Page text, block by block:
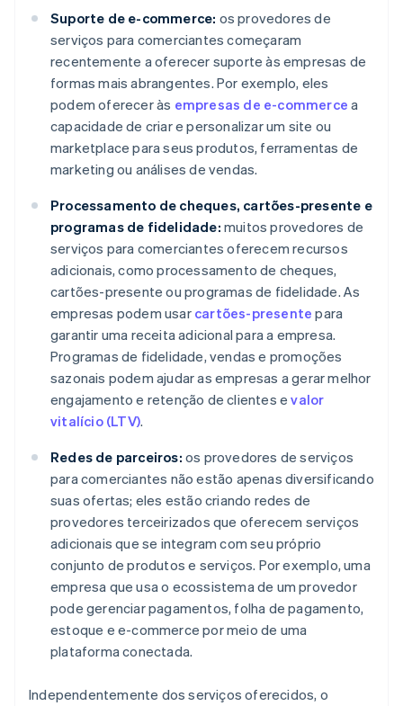
Suporte de e-commerce: os provedores de
serviços para comerciantes começaram
recentemente a oferecer suporte às empresas de
formas mais abrangentes. Por exemplo, eles
podem oferecer às empresas de e-commerce a
capacidade de criar e personalizar um site ou
marketplace para seus produtos, ferramentas de
marketing ou análises de vendas.
Processamento de cheques, cartões-presente e
programas de fidelidade: muitos provedores de
serviços para comerciantes oferecem recursos
adicionais, como processamento de cheques,
cartões-presente ou programas de fidelidade. As
empresas podem usar cartões-presente para
garantir uma receita adicional para a empresa.
Programas de fidelidade, vendas e promoções
sazonais podem ajudar as empresas a gerar melhor
engajamento e retenção de clientes evalor
vitalício (LTV).
Redes de parceiros: os provedores de serviços
para comerciantes não estão apenas diversificando
suas ofertas; eles estão criando redes de
provedores terceirizados que oferecem serviços
adicionais que se integram com seu próprio
conjunto de produtos e serviços. Por exemplo, uma
empresa que usa o ecossistema de um provedor
pode gerenciar pagamentos, folha de pagamento,
estoque e e-commerce por meio de uma
plataforma conectada.
Independentemente dos serviços oferecidos, o